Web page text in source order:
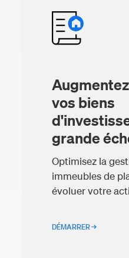
vos biens
grande
Optimisez la
immeubles de
évoluer votre
DÉMARRER →